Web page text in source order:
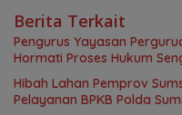
Berita Terkait
Pengurus Yayasan
Hormati Proses Hukum
Hibah Lahan Pemprov
Pelayanan BPKB Polda